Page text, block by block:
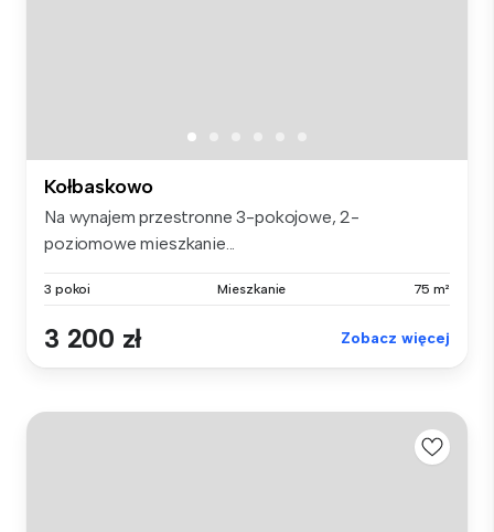
Kołbaskowo
Na wynajem przestronne 3-pokojowe, 2-
poziomowe mieszkanie...
3 pokoi Mieszkanie 75 m²
3 200 zł Zobacz więcej